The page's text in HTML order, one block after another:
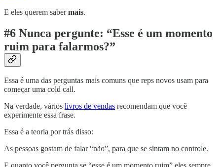
E eles querem sabermais.
#6 Nunca pergunte: “Esse é um momento
ruim para falarmos?”
Essa é uma das perguntas mais comuns que reps novos usam para
começar uma cold call.
Na verdade, vários livros de vendas recomendam que você
experimente essa frase.
Essa é a teoria por trás disso:
As pessoas gostam de falar “não”, para que se sintam no controle.